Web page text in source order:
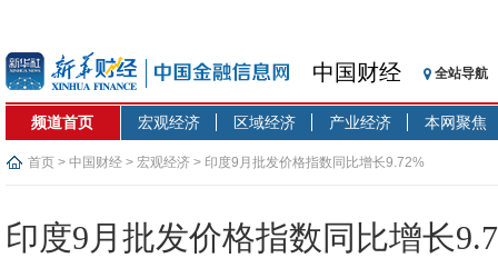
中国财经 全站导航
频道首页 宏观经济 区域经济 产业经济 本网聚焦
首页 > 中国财经 > 宏观经济 > 印度9月批发价格指数同比增长9.72%
印度9月批发价格指数同比增长